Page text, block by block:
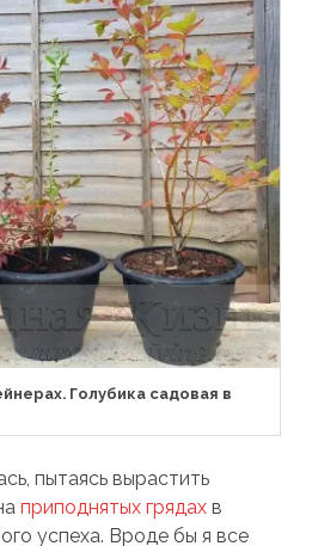
Голубика садовая в
пытаясь вырастить
приподнятых грядах в
успеха. Вроде бы я все